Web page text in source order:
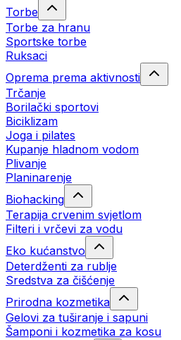
Torbe
Torbe za hranu
Sportske torbe
Ruksaci
Oprema prema aktivnosti
Trčanje
Borilački sportovi
Biciklizam
Joga i pilates
Kupanje hladnom vodom
Plivanje
Planinarenje
Biohacking
Terapija crvenim svjetlom
Filteri i vrčevi za vodu
Eko kućanstvo
Deterdženti za rublje
Sredstva za čišćenje
Prirodna kozmetika
Gelovi za tuširanje i sapuni
Šamponi i kozmetika za kosu